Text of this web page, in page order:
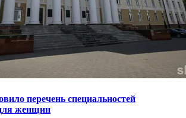
перечень специальностей
женщин